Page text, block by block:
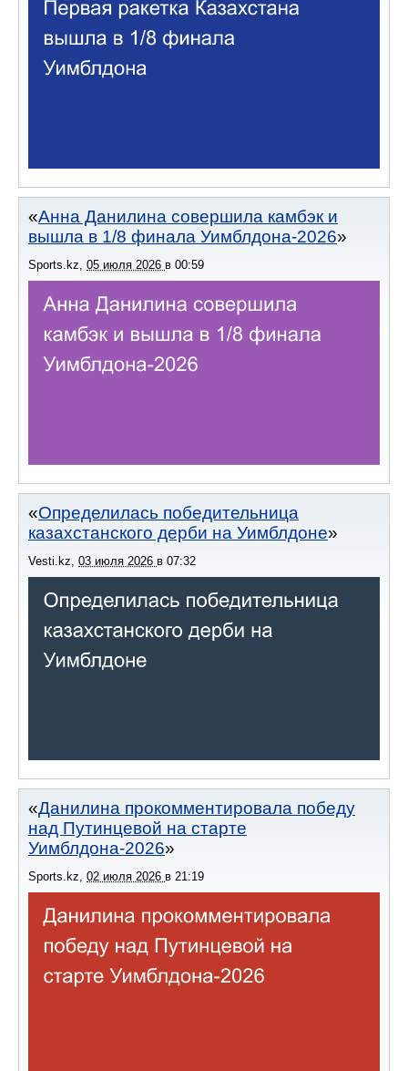
Анна Данилина совершила камбэк и
вышла в 1/8 финала Уимблдона-2026
Sports.kz 05 июля 2026 в 00:59
Определилась победительница
казахстанского дерби на Уимблдоне
Vesti.kz 03 июля 2026 в 07:32
Данилина прокомментировала победу
над Путинцевой на старте
Уимблдона-2026
Sports.kz, 02 июля 2026 в 21:19